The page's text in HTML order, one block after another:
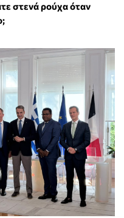
στενά ρούχα όταν